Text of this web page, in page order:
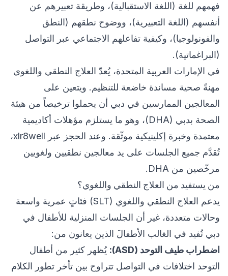
فهمهم للغة (اللغة الاستقبالية)، وطريقة تعبيرهم عن
أنفسهم (اللغة التعبيرية)، ووضوح نطقهم (النطق
والفونولوجيا)، وكيفية تفاعلهم الاجتماعي عبر التواصل
(البراغماتية).
في الإمارات العربية المتحدة، يُعدّ العلاج النطقي واللغوي
مهنةً صحية مساندة خاضعة للتنظيم. ويتعين على
المعالجين الممارسين في دبي أن يحملوا ترخيصاً من هيئة
الصحة بدبي (DHA)، وهو ما يستلزم مؤهلات أكاديمية
معتمدة وخبرة إكلينيكية موثّقة. وعند الحجز عبر xlr8well،
تُقدَّم جميع الجلسات على يد معالجين نطقيين ولغويين
مرخّصين من DHA.
من يستفيد من العلاج النطقي واللغوي؟
يدعم العلاج النطقي واللغوي (SLT) فئاتٍ عمرية واسعة
وحالات متعددة، غير أن الجلسات المنزلية للأطفال في
دبي تُفيد في الغالب الأطفالَ الذين يعانون من:
اضطراب طيف التوحد (ASD):
يُظهر كثير من أطفال
التوحد اختلافات في التواصل تتراوح بين تأخر تطور الكلام